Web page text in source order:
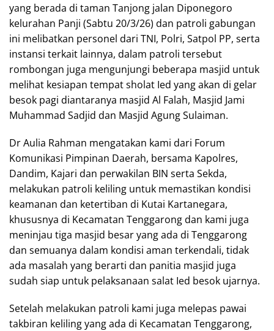
yang berada di taman Tanjong jalan Diponegoro
kelurahan Panji (Sabtu 20/3/26) dan patroli gabungan
ini melibatkan personel dari TNI, Polri, Satpol PP, serta
instansi terkait lainnya, dalam patroli tersebut
rombongan juga mengunjungi beberapa masjid untuk
melihat kesiapan tempat sholat Ied yang akan di gelar
besok pagi diantaranya masjid Al Falah, Masjid Jami
Muhammad Sadjid dan Masjid Agung Sulaiman.
Dr Aulia Rahman mengatakan kami dari Forum
Komunikasi Pimpinan Daerah, bersama Kapolres,
Dandim, Kajari dan perwakilan BIN serta Sekda,
melakukan patroli keliling untuk memastikan kondisi
keamanan dan ketertiban di Kutai Kartanegara,
khususnya di Kecamatan Tenggarong dan kami juga
meninjau tiga masjid besar yang ada di Tenggarong
dan semuanya dalam kondisi aman terkendali, tidak
ada masalah yang berarti dan panitia masjid juga
sudah siap untuk pelaksanaan salat Ied besok ujarnya.
Setelah melakukan patroli kami juga melepas pawai
takbiran keliling yang ada di Kecamatan Tenggarong,